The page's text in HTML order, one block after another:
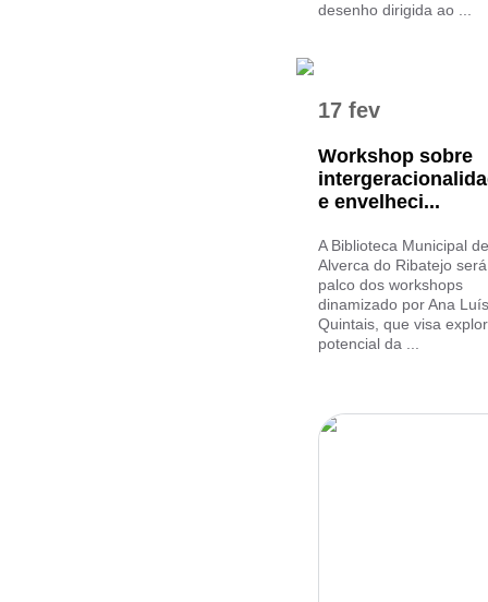
desenho dirigida ao ...
17 fev
Workshop sobre
e envelheci...
A Biblioteca Municipal de
Alverca do Ribatejo
palco dos workshops
dinamizado por Ana
Quintais, que visa
potencial da ...